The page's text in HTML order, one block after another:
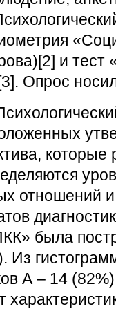
и
Опрос
отношений
была
А – 14 (82%)